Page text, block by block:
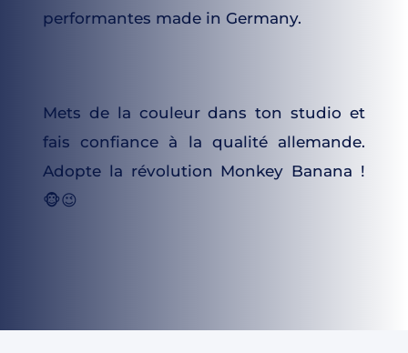
performantes made in Germany.
Mets de la couleur dans ton studio et
fais confiance à la qualité allemande.
Adopte la révolution Monkey Banana !
🐵😉